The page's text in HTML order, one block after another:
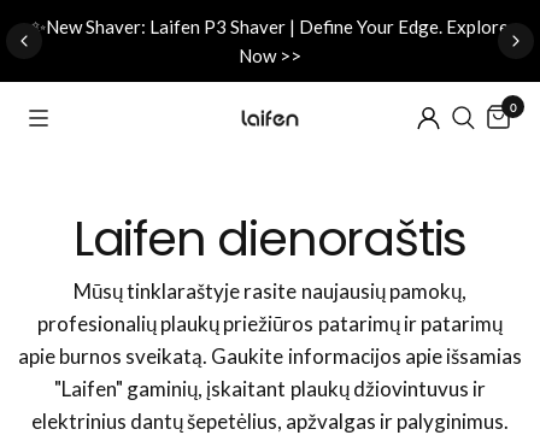
✨New Shaver: Laifen P3 Shaver | Define Your Edge. Explore
Now >>
0
Laifen dienoraštis
Mūsų tinklaraštyje rasite naujausių pamokų,
profesionalių plaukų priežiūros patarimų ir patarimų
apie burnos sveikatą. Gaukite informacijos apie išsamias
"Laifen" gaminių, įskaitant plaukų džiovintuvus ir
elektrinius dantų šepetėlius, apžvalgas ir palyginimus.